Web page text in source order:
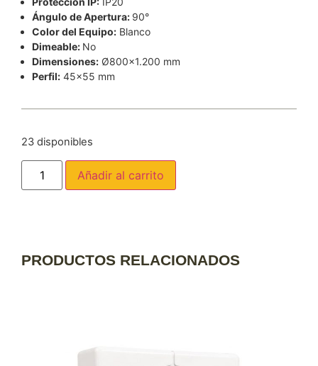
Ángulo de Apertura: 90°
Color del Equipo: Blanco
Dimeable: No
Dimensiones: Ø800×1.200 mm
Perfil: 45×55 mm
23 disponibles
Añadir al carrito
PRODUCTOS RELACIONADOS